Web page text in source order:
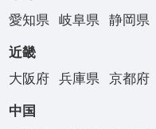
愛知県
岐阜県 静岡県
近畿
大阪府
兵庫県 京都府
中国